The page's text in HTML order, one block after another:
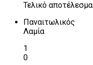
Τελικό αποτέλεσμα
Παναιτωλικός
Λαμία
1
0